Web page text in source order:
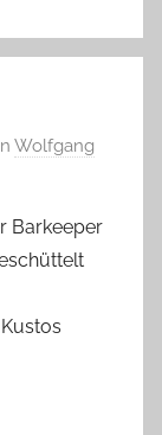
Wolfgang
Barkeeper